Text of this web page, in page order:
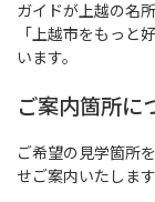
ガイドが上越の名
「上越市をもっと
います。
ご案内箇所に
ご希望の見学箇所
せご案内いたします